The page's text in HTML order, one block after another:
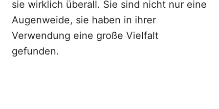
sie wirklich überall. Sie sind nicht nur eine
Augenweide, sie haben in ihrer
Verwendung eine große Vielfalt
gefunden.